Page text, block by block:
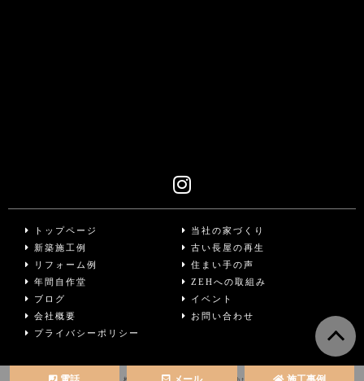
トップページ
当社の家づくり
新築施工例
古い長屋の再生
リフォーム例
住まい手の声
年間自作堂
ZEHへの取組み
ブログ
イベント
会社概要
お問い合わせ
プライバシーポリシー
Copyright © 株式会社 山本博工務店 All Rights Reserved.